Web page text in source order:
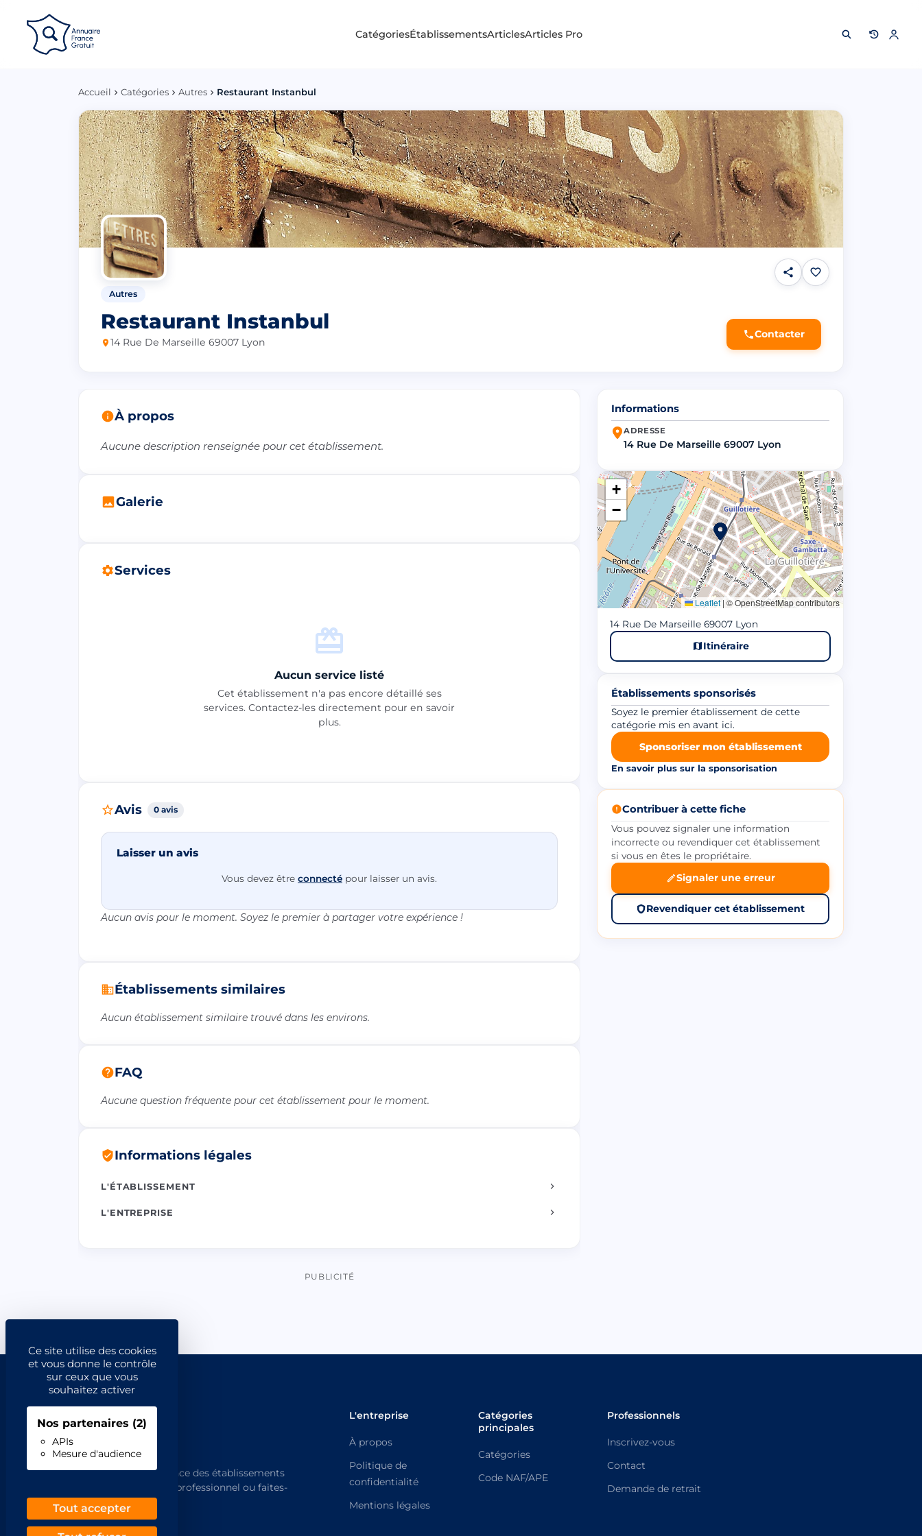
Ce site utilise des cookies
et vous donne le contrôle
sur ceux que vous
souhaitez activer
Nos partenaires (2)
APIs
Mesure d'audience
Tout accepter
CatégoriesÉtablissementsArticlesArticles Pro
Accueil Catégories Autres Restaurant Instanbul
Autres
Restaurant Instanbul
14 Rue De Marseille 69007 Lyon
Contacter
À propos
Aucune description renseignée pour cet établissement.
Galerie
Services
Aucun service listé
Cet établissement n'a pas encore détaillé ses
services. Contactez-les directement pour en savoir
plus.
Avis 0 avis
Laisser un avis
Vous devez être connecté pour laisser un avis.
Aucun avis pour le moment. Soyez le premier à partager votre expérience !
Établissements similaires
Aucun établissement similaire trouvé dans les environs.
FAQ
Aucune question fréquente pour cet établissement pour le moment.
Informations légales
L'ÉTABLISSEMENT
L'ENTREPRISE
PUBLICITÉ
Informations
ADRESSE
14 Rue De Marseille 69007 Lyon
+
−
Leaflet | © OpenStreetMap contributors
14 Rue De Marseille 69007 Lyon
Itinéraire
Établissements sponsorisés
Soyez le premier établissement de cette
catégorie mis en avant ici.
Sponsoriser mon établissement
En savoir plus sur la sponsorisation
Contribuer à cette fiche
Vous pouvez signaler une information
incorrecte ou revendiquer cet établissement
si vous en êtes le propriétaire.
Signaler une erreur
Revendiquer cet établissement
L'annuaire de référence des établissements
français. Trouvez un professionnel ou faites-
vous trouver.
L'entreprise
À propos
Politique de
confidentialité
Mentions légales
Catégories
principales
Catégories
Code NAF/APE
Professionnels
Inscrivez-vous
Contact
Demande de retrait